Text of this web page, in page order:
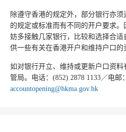
除遵守香港的规定外，部分银行亦
的规定或标准而有不同的开户要求
妨多接触几家银行，比较和选择合
供一些有关在香港开户和维持户口的
如对银行开立、维持或更新户口资
管局。电话：(852) 2878 1133／电邮：
accountopening@hkma.gov.hk